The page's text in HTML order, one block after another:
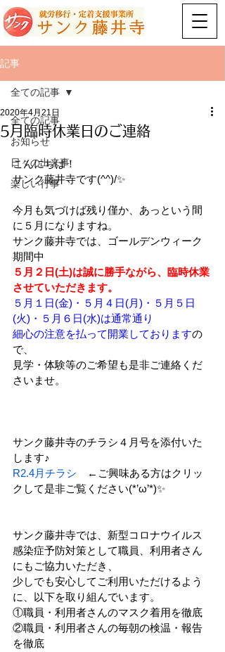
記事
全ての記事
お知らせ
日々の出来事
楽しい行事
全ての記事
5月臨時休業日のご連絡
2020年4月21日
こんにちは！
サンク藤井寺です(^^)/✨
今月も気づけば残り僅か、あっという間
に５月になりますね。
サンク藤井寺では、ゴールデンウィーク
期間中
５月２日(土)は誠に勝手ながら、臨時休業
させていただきます。
５月１日(金)・５月４日(月)・５月５日
(火)・５月６日(水)は通常通り
細心の注意を払って開業しておりますの
で
見学・体験等のご希望も是非ご連絡くだ
さいませ。
サンク藤井寺のチラシ４月号を添付いた
します♪
R2.4月チラシ ←ご興味ある方はクリッ
クして是非ご覧ください(*’ω’*)✨
サンク藤井寺では、新型コロナウイルス
感染症予防対策として職員、利用者さん
にもご協力いただき、
少しでも安心してご利用いただけるよう
に、以下を取り組んでいます。
①職員・利用者さんのマスク着用を徹底
②職員・利用者さんの毎朝の検温・報告
を徹底